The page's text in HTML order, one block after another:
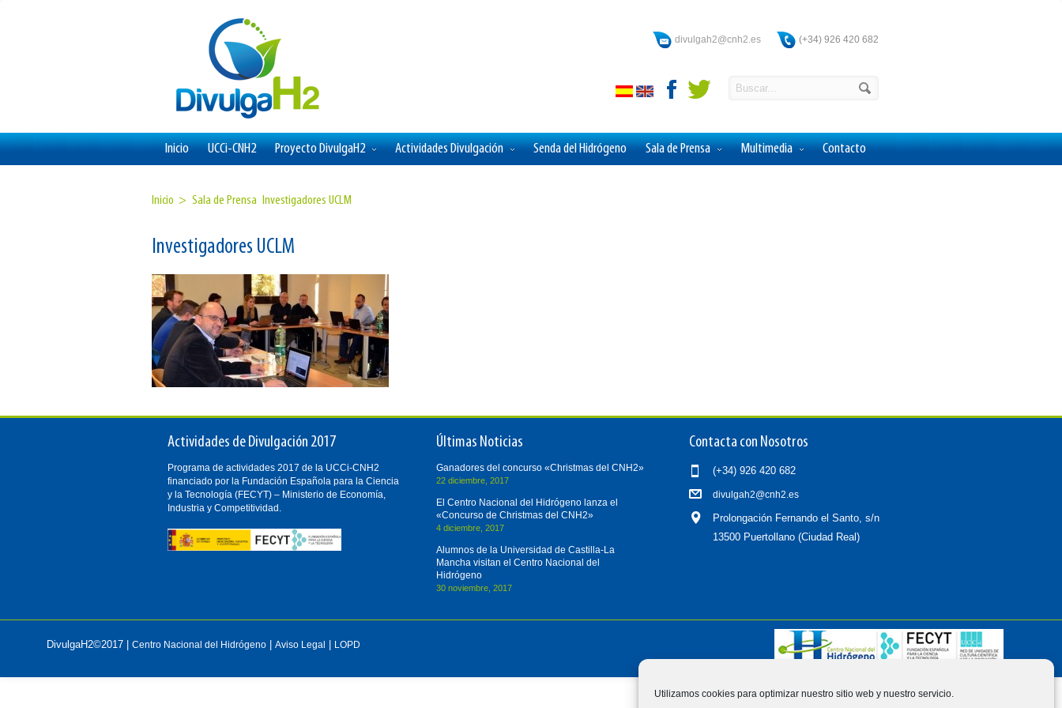
Utilizamos cookies para optimizar nuestro sitio web y nuestro servicio.
(+34) 926 420 682
divulgah2@cnh2.es
Inicio UCCi-CNH2 Proyecto DivulgaH2 Actividades Divulgación Senda del Hidrógeno Sala de Prensa Multimedia Contacto
Inicio > Sala de Prensa Investigadores UCLM
Investigadores UCLM
Actividades de Divulgación 2017
Programa de actividades 2017 de la UCCi-CNH2
financiado por la Fundación Española para la Ciencia
y la Tecnología (FECYT) – Ministerio de Economía,
Industria y Competitividad.
Últimas Noticias
Ganadores del concurso «Christmas del CNH2»
22 diciembre, 2017
El Centro Nacional del Hidrógeno lanza el
«Concurso de Christmas del CNH2»
4 diciembre, 2017
Alumnos de la Universidad de Castilla-La
Mancha visitan el Centro Nacional del
Hidrógeno
30 noviembre, 2017
Contacta con Nosotros
(+34) 926 420 682
divulgah2@cnh2.es
Prolongación Fernando el Santo, s/n
13500 Puertollano (Ciudad Real)
DivulgaH2©2017 |Centro Nacional del Hidrógeno |Aviso Legal LOPD